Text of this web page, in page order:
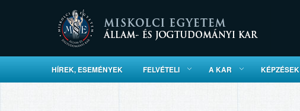
HÍREK, ESEMÉNYEK FELVÉTELI A KAR KÉPZÉSEK